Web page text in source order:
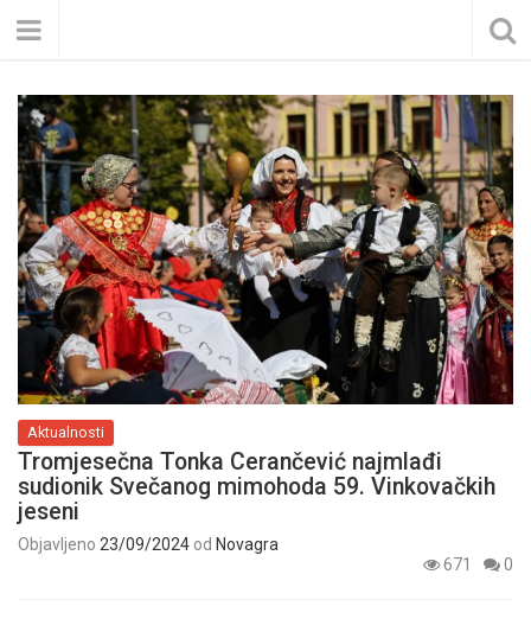
Aktualnosti
Tromjesečna Tonka Cerančević najmlađi
sudionik Svečanog mimohoda 59. Vinkovačkih
jeseni
Objavljeno 23/09/2024 od Novagra
671
0